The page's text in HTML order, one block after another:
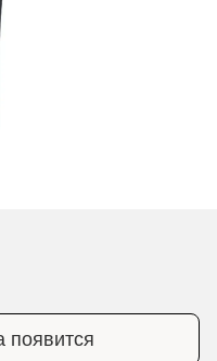
появится